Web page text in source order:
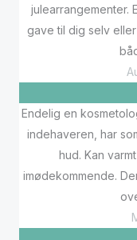
julearrangementer.
gave til dig selv
Endelig en
indehaveren, har
hud. Kan
imødekommende.